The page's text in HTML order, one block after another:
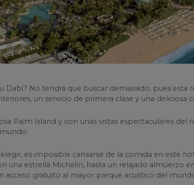
Dabi? No tendrá que buscar demasiado, pues
un servicio de primera clase y una deliciosa
Palm Island y con unas vistas espectaculares
es imposible cansarse de la comida en este
una estrella Michelin, hasta un relajado almuerzo
acceso gratuito al mayor parque acuático del